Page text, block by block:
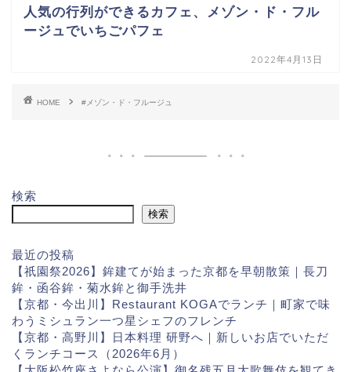
人気の行列ができるカフェ、メゾン・ド・フル
ージュでいちごパフェ
2022年4月13日
HOME #メゾン・ド・フルージュ
検索
検索
最近の投稿
【祇園祭2026】鉾建てが始まった京都を早朝散策｜長刀
鉾・函谷鉾・菊水鉾と御手洗井
【京都・今出川】Restaurant KOGAでランチ｜町家で味
わうミシュラン一つ星シェフのフレンチ
【京都・高野川】日本料理 研野へ｜新しいお店でいただ
くランチコース（2026年6月）